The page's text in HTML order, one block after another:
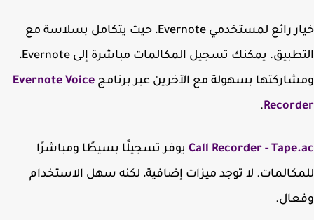
خيار رائع لمستخدمي Evernote، حيث يتكامل بسلاسة مع
التطبيق. يمكنك تسجيل المكالمات مباشرة إلى Evernote،
بسهولة مع الآخرين عبر برنامجEvernote Voice
.
Call Recorder -يوفر تسجيلًا بسيطًا ومباشرًا
لا توجد ميزات إضافية، لكنه سهل الاستخدام